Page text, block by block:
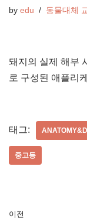
by edu 동물대체
돼지의 실제 해부
로 구성된 애플리
태그:
중고등
이전